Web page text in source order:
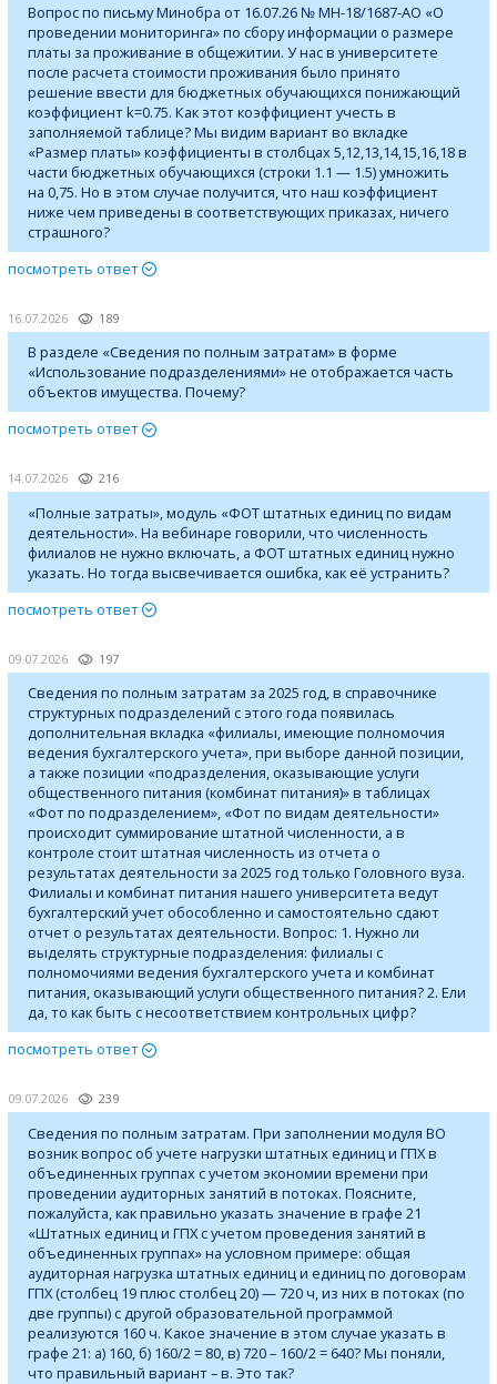
Вопрос по письму Минобра от 16.07.26 № МН-18/1687-АО «О
проведении мониторинга» по сбору информации о размере
платы за проживание в общежитии. У нас в университете
после расчета стоимости проживания было принято
решение ввести для бюджетных обучающихся понижающий
коэффициент k=0.75. Как этот коэффициент учесть в
заполняемой таблице? Мы видим вариант во вкладке
«Размер платы» коэффициенты в столбцах 5,12,13,14,15,16,18 в
части бюджетных обучающихся (строки 1.1 — 1.5) умножить
на 0,75. Но в этом случае получится, что наш коэффициент
ниже чем приведены в соответствующих приказах, ничего
страшного?
посмотреть ответ
16.07.2026 189
В разделе «Сведения по полным затратам» в форме
«Использование подразделениями» не отображается часть
объектов имущества. Почему?
посмотреть ответ
14.07.2026 216
«Полные затраты», модуль «ФОТ штатных единиц по видам
деятельности». На вебинаре говорили, что численность
филиалов не нужно включать, а ФОТ штатных единиц нужно
указать. Но тогда высвечивается ошибка, как её устранить?
посмотреть ответ
09.07.2026 197
Сведения по полным затратам за 2025 год, в справочнике
структурных подразделений с этого года появилась
дополнительная вкладка «филиалы, имеющие полномочия
ведения бухгалтерского учета», при выборе данной позиции,
а также позиции «подразделения, оказывающие услуги
общественного питания (комбинат питания)» в таблицах
«Фот по подразделением», «Фот по видам деятельности»
происходит суммирование штатной численности, а в
контроле стоит штатная численность из отчета о
результатах деятельности за 2025 год только Головного вуза.
Филиалы и комбинат питания нашего университета ведут
бухгалтерский учет обособленно и самостоятельно сдают
отчет о результатах деятельности. Вопрос: 1. Нужно ли
выделять структурные подразделения: филиалы с
полномочиями ведения бухгалтерского учета и комбинат
питания, оказывающий услуги общественного питания? 2. Ели
да, то как быть с несоответствием контрольных цифр?
посмотреть ответ
09.07.2026 239
Сведения по полным затратам. При заполнении модуля ВО
возник вопрос об учете нагрузки штатных единиц и ГПХ в
объединенных группах с учетом экономии времени при
проведении аудиторных занятий в потоках. Поясните,
пожалуйста, как правильно указать значение в графе 21
«Штатных единиц и ГПХ с учетом проведения занятий в
объединенных группах» на условном примере: общая
аудиторная нагрузка штатных единиц и единиц по договорам
ГПХ (столбец 19 плюс столбец 20) — 720 ч, из них в потоках (по
две группы) с другой образовательной программой
реализуются 160 ч. Какое значение в этом случае указать в
графе 21: а) 160, б) 160/2 = 80, в) 720 – 160/2 = 640? Мы поняли,
что правильный вариант – в. Это так?